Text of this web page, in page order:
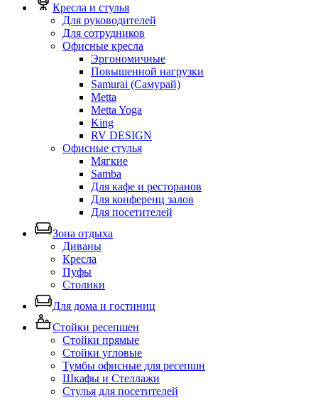
Кресла и стулья
Для руководителей
Для сотрудников
Офисные кресла
Эргономичные
Повышенной нагрузки
Samurai (Самурай)
Metta
Metta Yoga
King
RV DESIGN
Офисные стулья
Мягкие
Samba
Для кафе и ресторанов
Для конференц залов
Для посетителей
Зона отдыха
Диваны
Кресла
Пуфы
Столики
Для дома и гостиниц
Стойки ресепшен
Стойки прямые
Стойки угловые
Тумбы офисные для ресепшн
Шкафы и Стеллажи
Стулья для посетителей